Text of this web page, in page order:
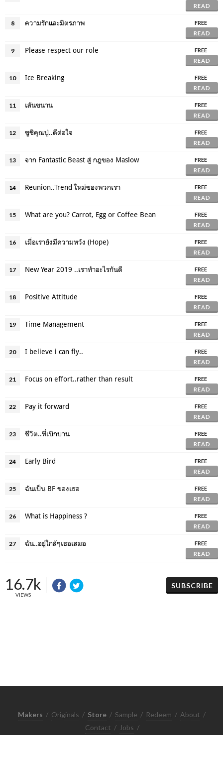
READ
8 ความรักและมิตรภาพ
FREE
READ
9 Please respect our role
FREE
READ
10 Ice Breaking
FREE
READ
11 เส้นขนาน
FREE
READ
12 ซูชิคุณปู่..ดีต่อใจ
FREE
READ
13 จาก Fantastic Beast สู่ กฎของ Maslow
FREE
READ
14 Reunion..Trend ใหม่ของพวกเรา
FREE
READ
15 What are you? Carrot, Egg or Coffee Bean
FREE
READ
16 เมื่อเรายังมีความหวัง (Hope)
FREE
READ
17 New Year 2019 ..เราทำอะไรกันดี
FREE
READ
18 Positive Attitude
FREE
READ
19 Time Management
FREE
READ
20 I believe i can fly..
FREE
READ
21 Focus on effort..rather than result
FREE
READ
22 Pay it forward
FREE
READ
23 ชีวิต..ที่เบิกบาน
FREE
READ
24 Early Bird
FREE
READ
25 ฉันเป็น BF ของเธอ
FREE
READ
26 What is Happiness ?
FREE
READ
27 ฉัน..อยู่ใกล้ๆเธอเสมอ
FREE
READ
16.7k
VIEWS
SUBSCRIBE
Makers / Originals / Store / Sample / Redeem / About /
Contact / Jobs /